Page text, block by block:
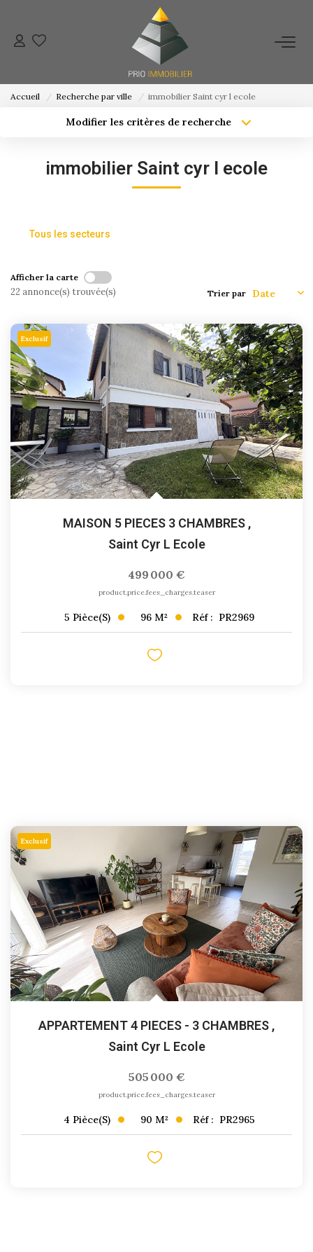
ACHETER
Accueil Recherche par ville immobilier Saint cyr l ecole
Modifier les critères de recherche
Budget max
immobilier Saint cyr l ecole
Tous les secteurs
Afficher la carte
22 annonce(s) trouvée(s) Trier par
Exclusif
MAISON 5 PIECES 3 CHAMBRES ,
Saint Cyr L Ecole
499 000 €
product.price.fees_charges.teaser
5 Pièce(s) 96 M² Réf : PR2969
Exclusif
APPARTEMENT 4 PIECES - 3 CHAMBRES ,
Saint Cyr L Ecole
505 000 €
product.price.fees_charges.teaser
4 Pièce(s) 90 M² Réf : PR2965